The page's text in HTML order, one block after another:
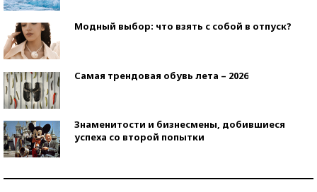
Модный выбор: что взять с собой в отпуск?
Самая трендовая обувь лета – 2026
Знаменитости и бизнесмены, добившиеся
успеха со второй попытки